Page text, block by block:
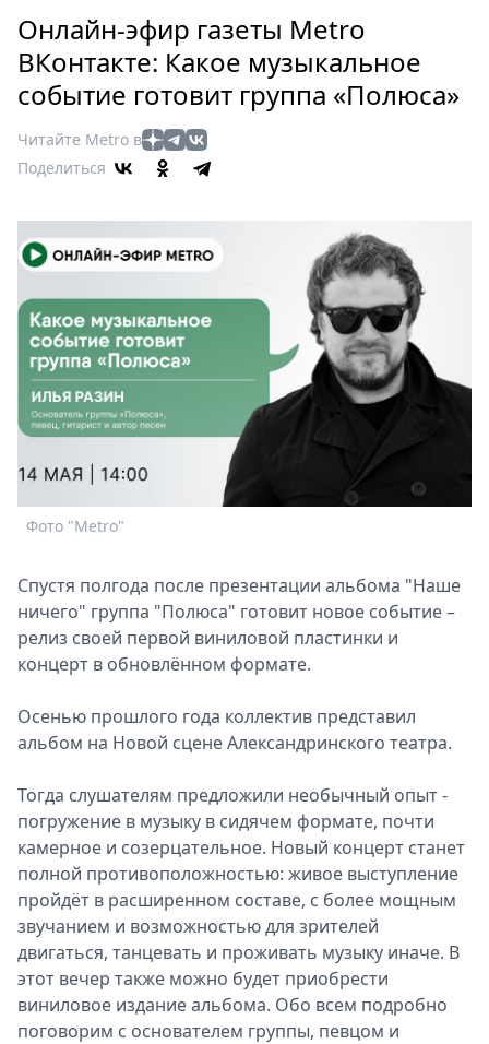
Россия
Мир
Здоровье
Туризм
Мода
Театр
Кино
Афиша
Книги
Выставки
Пресс-
релизы
О
Стримы
Спецпроекты
Звезды
2026
Скачай
Metro
Онлайн-эфир газеты Metro
ВКонтакте: Какое музыкальное
событие готовит группа «Полюса»
Читайте Metro в
Поделиться
Фото "Metro"
Спустя полгода после презентации альбома "Наше
ничего" группа "Полюса" готовит новое событие –
релиз своей первой виниловой пластинки и
концерт в обновлённом формате.
Осенью прошлого года коллектив представил
альбом на Новой сцене Александринского театра.
Тогда слушателям предложили необычный опыт -
погружение в музыку в сидячем формате, почти
камерное и созерцательное. Новый концерт станет
полной противоположностью: живое выступление
пройдёт в расширенном составе, с более мощным
звучанием и возможностью для зрителей
двигаться, танцевать и проживать музыку иначе. В
этот вечер также можно будет приобрести
виниловое издание альбома. Обо всем подробно
поговорим с основателем группы, певцом и